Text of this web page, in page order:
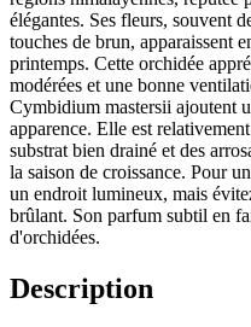
élégantes. Ses fleurs, souvent
touches de brun, apparaissent
printemps. Cette orchidée
modérées et une bonne
Cymbidium mastersii ajoutent
apparence. Elle est
substrat bien drainé et des
la saison de croissance. Pour
un endroit lumineux, mais
brûlant. Son parfum subtil en
d'orchidées.
Description